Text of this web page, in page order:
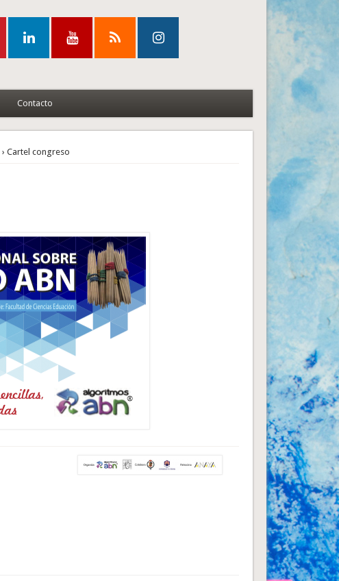
Contacto
› Cartel congreso